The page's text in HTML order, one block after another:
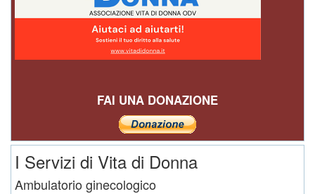
FAI UNA DONAZIONE
I Servizi di Vita di Donna
Ambulatorio ginecologico